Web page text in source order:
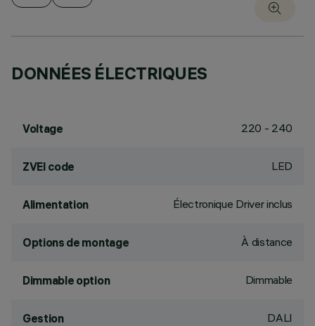
DONNÉES ÉLECTRIQUES
Voltage 220 - 240
ZVEI code LED
Alimentation Électronique Driver inclus
Options de montage À distance
Dimmable option Dimmable
Gestion DALI